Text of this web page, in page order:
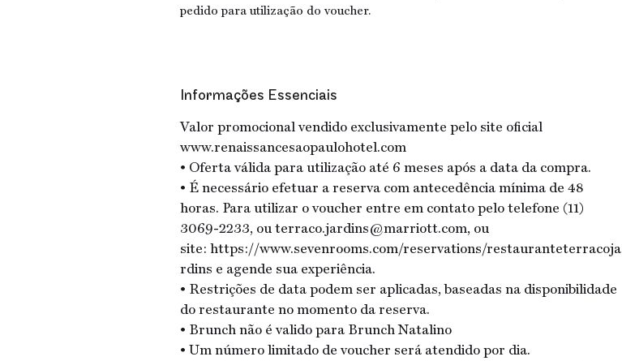
pedido para utilização do voucher.
Informações Essenciais
Valor promocional vendido exclusivamente pelo site oficial
www.renaissancesaopaulohotel.com
• Oferta válida para utilização até 6 meses após a data da compra.
• É necessário efetuar a reserva com antecedência mínima de 48
horas. Para utilizar o voucher entre em contato pelo telefone (11)
3069-2233, ou terraco.jardins@marriott.com, ou
site: https://www.sevenrooms.com/reservations/restauranteterracoja
rdins e agende sua experiência.
• Restrições de data podem ser aplicadas, baseadas na disponibilidade
do restaurante no momento da reserva.
• Brunch não é valido para Brunch Natalino
• Um número limitado de voucher será atendido por dia.